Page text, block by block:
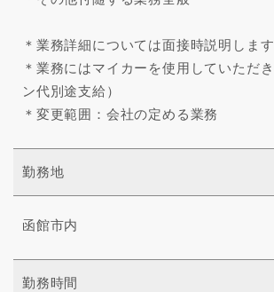
＊業務詳細については面接時説明します
＊業務にはマイカーを使用していただ
ン代別途支給）
＊変更範囲：会社の定める業務
勤務地
函館市内
勤務時間